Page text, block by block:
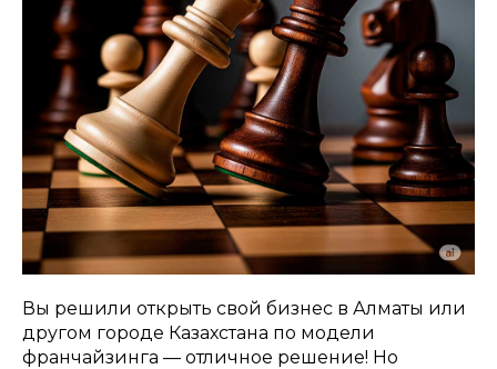
Вы решили открыть свой бизнес в Алматы или
другом городе Казахстана по модели
франчайзинга — отличное решение! Но